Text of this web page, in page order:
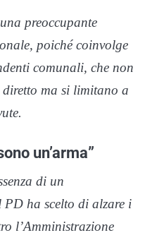
preoccupante
poiché coinvolge
comunali, che non
ma si limitano a
un’arma”
di un
ha scelto di alzare i
l’Amministrazione